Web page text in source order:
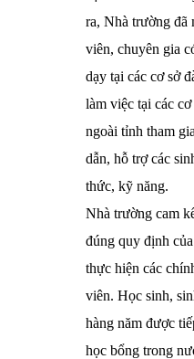
ra, Nhà trường đã
viên, chuyên gia
dạy tại các cơ sở
làm việc tại các
ngoài tỉnh tham
dẫn, hỗ trợ các
thức, kỹ năng.
Nhà trường cam
đúng quy định
thực hiện các
viên. Học sinh,
hàng năm được
học bổng trong